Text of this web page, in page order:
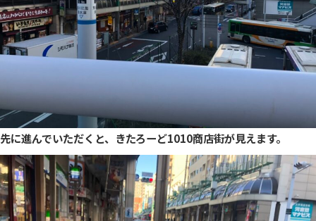
先に進んでいただくと、きたろーど1010商店街が見えます。